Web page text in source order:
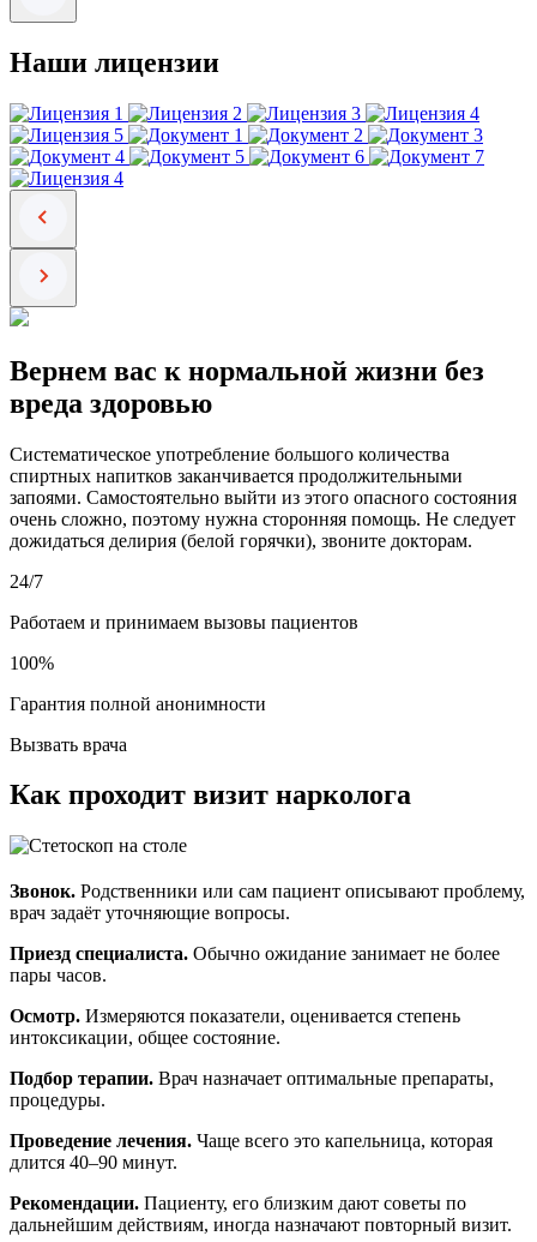
Наши лицензии
Вернем вас к нормальной жизни без
вреда здоровью
Систематическое употребление большого количества
спиртных напитков заканчивается продолжительными
запоями. Самостоятельно выйти из этого опасного состояния
очень сложно, поэтому нужна сторонняя помощь. Не следует
дожидаться делирия (белой горячки), звоните докторам.
24/7
Работаем и принимаем вызовы пациентов
100%
Гарантия полной анонимности
Вызвать врача
Как проходит визит нарколога
Звонок. Родственники или сам пациент описывают проблему,
врач задаёт уточняющие вопросы.
Приезд специалиста. Обычно ожидание занимает не более
пары часов.
Осмотр. Измеряются показатели, оценивается степень
интоксикации, общее состояние.
Подбор терапии. Врач назначает оптимальные препараты,
процедуры.
Проведение лечения. Чаще всего это капельница, которая
длится 40–90 минут.
Рекомендации. Пациенту, его близким дают советы по
дальнейшим действиям, иногда назначают повторный визит.